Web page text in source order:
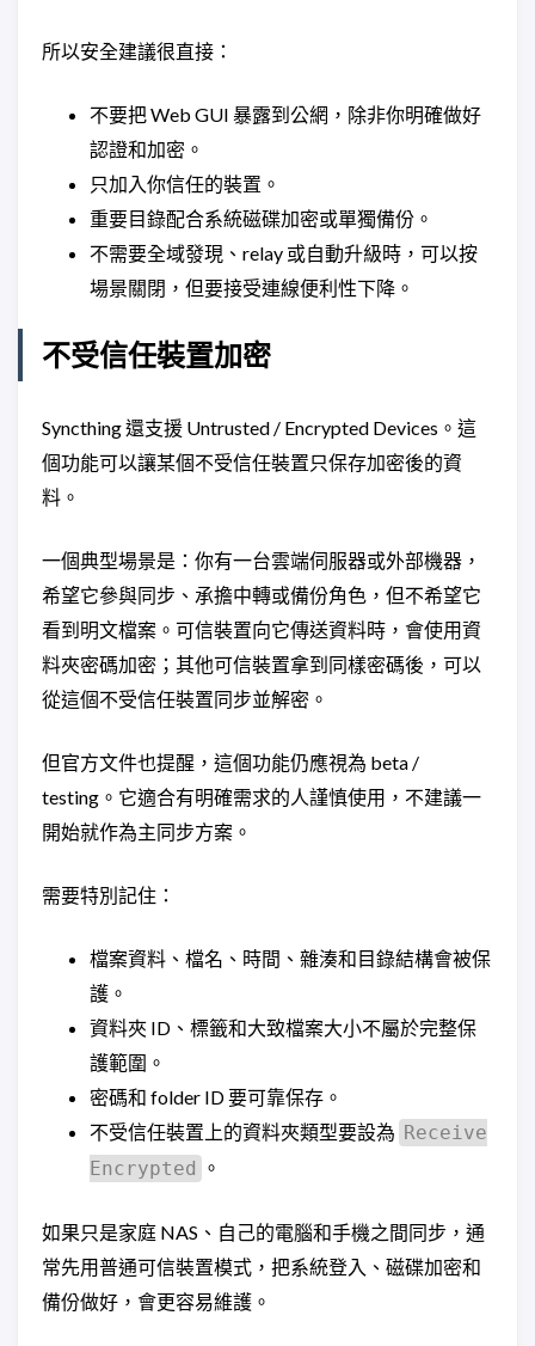
所以安全建議很直接：
不要把 Web GUI 暴露到公網，除非你明確做好
認證和加密。
只加入你信任的裝置。
重要目錄配合系統磁碟加密或單獨備份。
不需要全域發現、relay 或自動升級時，可以按
場景關閉，但要接受連線便利性下降。
不受信任裝置加密
Syncthing 還支援 Untrusted / Encrypted Devices。這
個功能可以讓某個不受信任裝置只保存加密後的資
料。
一個典型場景是：你有一台雲端伺服器或外部機器，
希望它參與同步、承擔中轉或備份角色，但不希望它
看到明文檔案。可信裝置向它傳送資料時，會使用資
料夾密碼加密；其他可信裝置拿到同樣密碼後，可以
從這個不受信任裝置同步並解密。
但官方文件也提醒，這個功能仍應視為 beta /
testing。它適合有明確需求的人謹慎使用，不建議一
開始就作為主同步方案。
需要特別記住：
檔案資料、檔名、時間、雜湊和目錄結構會被保
護。
資料夾 ID、標籤和大致檔案大小不屬於完整保
護範圍。
密碼和 folder ID 要可靠保存。
不受信任裝置上的資料夾類型要設為 Receive
Encrypted 。
如果只是家庭 NAS、自己的電腦和手機之間同步，通
常先用普通可信裝置模式，把系統登入、磁碟加密和
備份做好，會更容易維護。